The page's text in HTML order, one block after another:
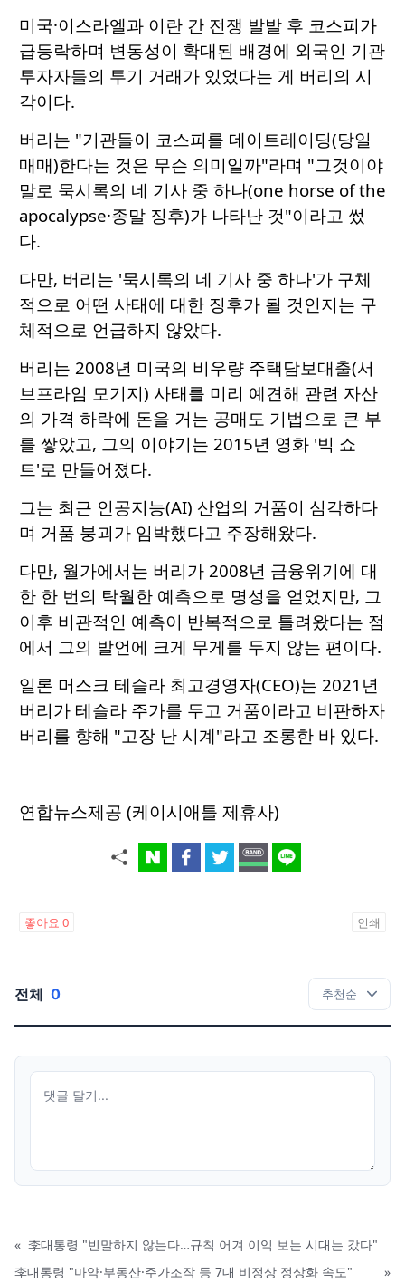
미국·이스라엘과 이란 간 전쟁 발발 후 코스피가
급등락하며 변동성이 확대된 배경에 외국인 기관
투자자들의 투기 거래가 있었다는 게 버리의 시
각이다.
버리는 "기관들이 코스피를 데이트레이딩(당일
매매)한다는 것은 무슨 의미일까"라며 "그것이야
말로 묵시록의 네 기사 중 하나(one horse of the
apocalypse·종말 징후)가 나타난 것"이라고 썼
다.
다만, 버리는 '묵시록의 네 기사 중 하나'가 구체
적으로 어떤 사태에 대한 징후가 될 것인지는 구
체적으로 언급하지 않았다.
버리는 2008년 미국의 비우량 주택담보대출(서
브프라임 모기지) 사태를 미리 예견해 관련 자산
의 가격 하락에 돈을 거는 공매도 기법으로 큰 부
를 쌓았고, 그의 이야기는 2015년 영화 '빅 쇼
트'로 만들어졌다.
그는 최근 인공지능(AI) 산업의 거품이 심각하다
며 거품 붕괴가 임박했다고 주장해왔다.
다만, 월가에서는 버리가 2008년 금융위기에 대
한 한 번의 탁월한 예측으로 명성을 얻었지만, 그
이후 비관적인 예측이 반복적으로 틀려왔다는 점
에서 그의 발언에 크게 무게를 두지 않는 편이다.
일론 머스크 테슬라 최고경영자(CEO)는 2021년
버리가 테슬라 주가를 두고 거품이라고 비판하자
버리를 향해 "고장 난 시계"라고 조롱한 바 있다.
연합뉴스제공 (케이시애틀 제휴사)
좋아요 0 인쇄
전체 0
« 李대통령 "빈말하지 않는다…규칙 어겨 이익 보는 시대는 갔다"
李대통령 "마약·부동산·주가조작 등 7대 비정상 정상화 속도"
»